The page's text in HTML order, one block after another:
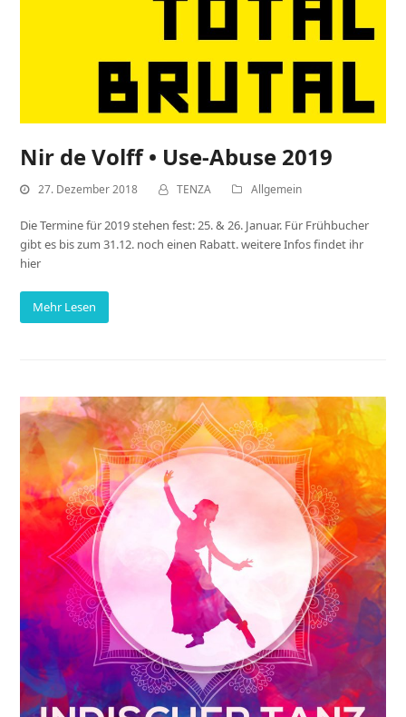
Nir de Volff • Use-Abuse 2019
27. Dezember 2018 TENZA Allgemein
Die Termine für 2019 stehen fest: 25. & 26. Januar. Für Frühbucher
gibt es bis zum 31.12. noch einen Rabatt. weitere Infos findet ihr
hier
Mehr Lesen